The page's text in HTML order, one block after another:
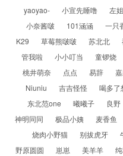
yaoyao-
小宣先睡噜 左
小奈酱啵
101涵涵 一只
K29
草莓熊啵啵 苏北北
管我啦
小小叮当 童锣烧
桃井萌奈
点点 易辞
Niuniu
吉吉怪怪 喝多了
东北范one
曦曦子 良野
神明同同
极品小姨 麦香鱼
烧肉小野猫
别拔虎牙
野原圆圆
崽崽 美羊羊